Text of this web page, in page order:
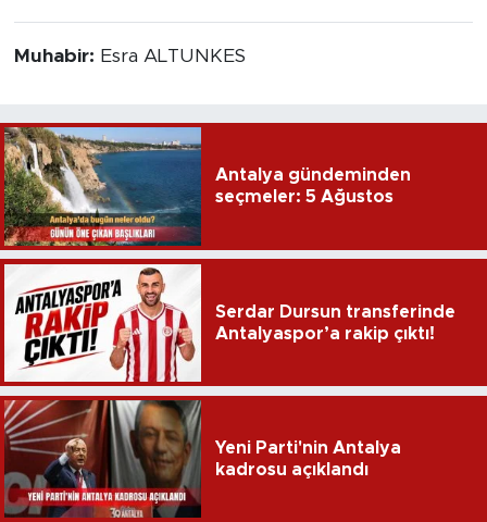
Muhabir: Esra ALTUNKES
Antalya gündeminden
seçmeler: 5 Ağustos
Serdar Dursun transferinde
Antalyaspor’a rakip çıktı!
Yeni Parti'nin Antalya
kadrosu açıklandı